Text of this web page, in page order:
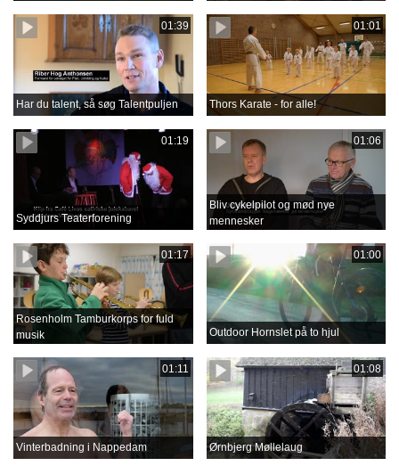
01:39
Har du talent, så søg Talentpuljen
01:01
Thors Karate - for alle!
01:19
Syddjurs Teaterforening
01:06
Bliv cykelpilot og mød nye
mennesker
01:17
Rosenholm Tamburkorps for fuld
musik
01:00
Outdoor Hornslet på to hjul
01:11
Vinterbadning i Nappedam
01:08
Ørnbjerg Møllelaug